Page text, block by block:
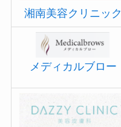
湘南美容クリニック
メディカルブロー